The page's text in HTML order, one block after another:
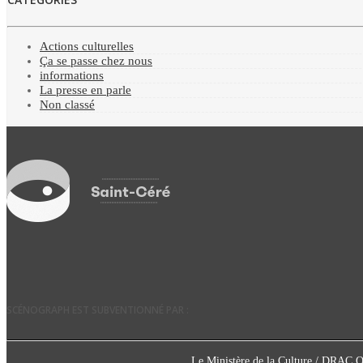
Actions culturelles
Ça se passe chez nous
informations
La presse en parle
Non classé